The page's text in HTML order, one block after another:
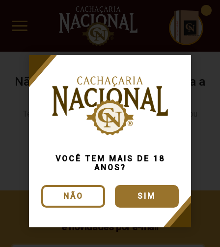
VOCÊ TEM MAIS DE 18
ANOS?
NÃO SIM
www.cachacarianacional.com.br
CUIDADO FRÁGIL
Não encontramos resultados para a
sua busca.
Tente buscar novamente usando outra categoria ou
produto
Continuar comprando
e novidades por e-mail